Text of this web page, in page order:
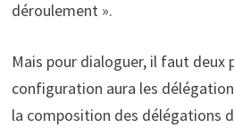
déroulement ».
Mais pour dialoguer, il faut deux
configuration aura les
la composition des délégations